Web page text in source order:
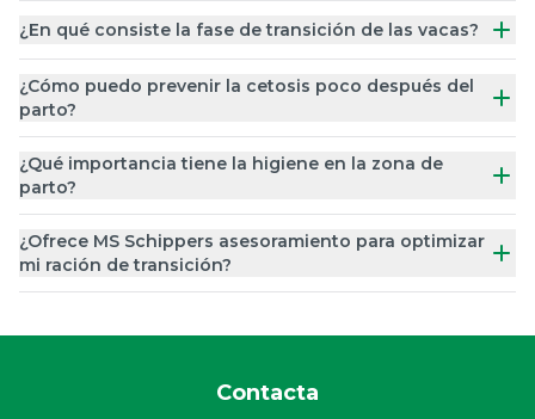
¿En qué consiste la fase de transición de las vacas?
¿Cómo puedo prevenir la cetosis poco después del
parto?
¿Qué importancia tiene la higiene en la zona de
parto?
¿Ofrece MS Schippers asesoramiento para optimizar
mi ración de transición?
Contacta